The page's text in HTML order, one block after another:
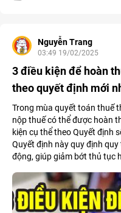
Nguyễn Trang
03:49 19/02/2025
3 điều kiện để hoàn
theo quyết định mới
Trong mùa quyết toán thuế
nộp thuế có thể được hoàn
kiện cụ thể theo Quyết định
Quyết định này quy định
động, giúp giảm bớt thủ tục